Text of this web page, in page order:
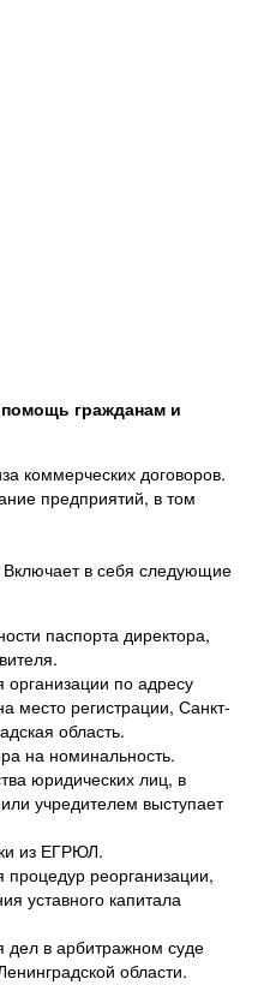
гражданам и
коммерческих договоров.
предприятий, в том
Включает в себя следующие
паспорта директора,
организации по адресу
место регистрации, Санкт-
область.
на номинальность.
юридических лиц, в
учредителем выступает
из ЕГРЮЛ.
процедур реорганизации,
уставного капитала
дел в арбитражном суде
области.